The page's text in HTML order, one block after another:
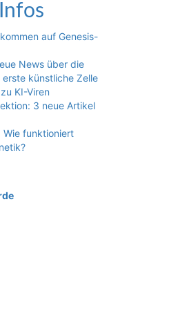
auf Genesis-
News über die
künstliche Zelle
KI-Viren
3 neue Artikel
Wie funktioniert